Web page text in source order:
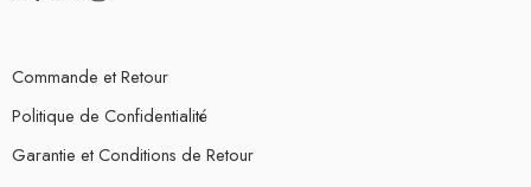
Commande et Retour
Politique de Confidentialité
Garantie et Conditions de Retour